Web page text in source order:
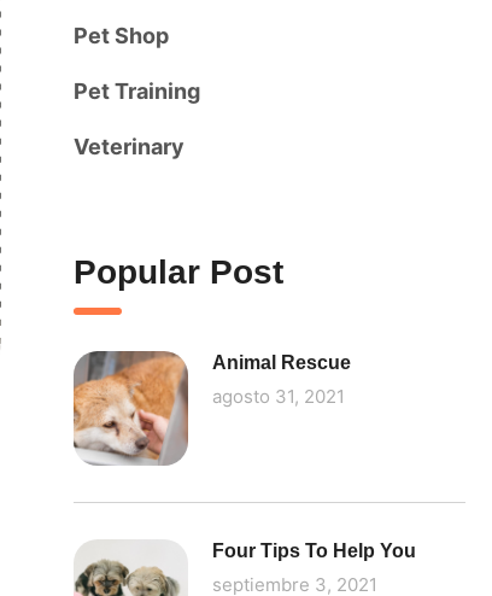
Pet Shop
Pet Training
Veterinary
Popular Post
Animal Rescue
agosto 31, 2021
Four Tips To Help You
septiembre 3, 2021